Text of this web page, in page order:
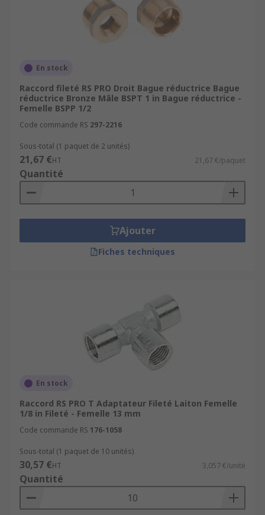
En stock
Raccord fileté RS PRO Droit Bague réductrice Bague
réductrice Bronze Mâle BSPT 1 in Bague réductrice -
Femelle BSPP 1/2
Code commande RS 297-2216
Sous-total (1 paquet de 2 unités)
21,67 €HT 21,67 €/paquet
Quantité
Ajouter
Fiches techniques
En stock
Raccord RS PRO T Adaptateur Fileté Laiton Femelle
1/8 in Fileté - Femelle 13 mm
Code commande RS 176-1058
Sous-total (1 paquet de 10 unités)
30,57 €HT 3,057 €/unité
Quantité